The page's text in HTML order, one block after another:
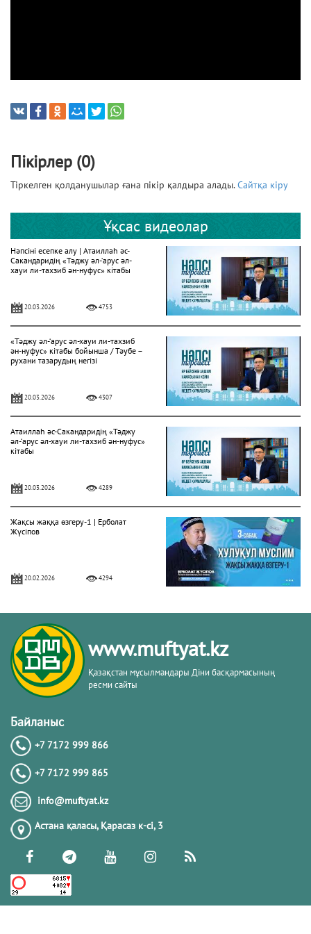
Пікірлер (0)
Тіркелген қолданушылар ғана пікір қалдыра алады.Сайтқа кіру
Ұқсас видеолар
Нәпсіні есепке алу | Атаиллаһ әс-
Сакандаридің «Тәджу әл-‘арус әл-
хауи ли-тахзиб ән-нуфус» кітабы
20.03.2026 4753
«Тәджу әл-‘арус әл-хауи ли-тахзиб
ән-нуфус» кітабы бойынша / Тәубе –
рухани тазарудың негізі
20.03.2026 4307
Атаиллаһ әс-Сакандаридің «Тәджу
әл-‘арус әл-хауи ли-тахзиб ән-нуфус»
кітабы
20.03.2026 4289
Жақсы жаққа өзгеру-1 | Ерболат
Жүсіпов
20.02.2026 4294
Жүрек сырлары 2-дәріс. Тәубе
тақырыбы. Әр-рисала әл-Қушайрия
кітабы негізінде
20.02.2026
20.02.2026
РАМАЗАН – РАХЫМ, КЕШІРІМ ЖӘНЕ
ТОЗАҚТАН ҚҰТЫЛУ АЙЫ
19.02.2026 7500
РАМАЗАН ҚАРСАҢЫНДАҒЫ
www.muftyat.kz
Қазақстан мұсылмандары Діни басқармасының
ресми сайты
Байланыс
+7 7172 999 866
+7 7172 999 865
info@muftyat.kz
Астана қаласы, Қарасаз к-сi, 3